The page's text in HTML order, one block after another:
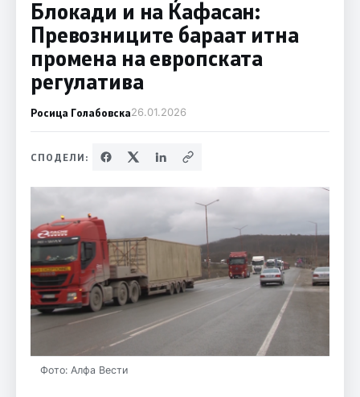
Блокади и на Ќафасан:
Превозниците бараат итна
промена на европската
регулатива
Росица Голабовска26.01.2026
СПОДЕЛИ:
Фото: Алфа Вести